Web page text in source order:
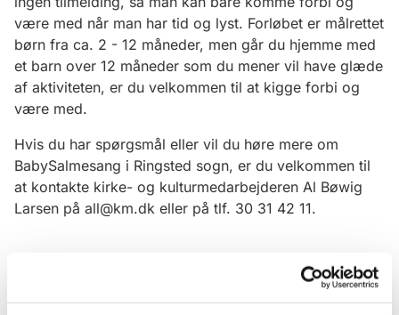
være med når man har tid og lyst. Forløbet er målrettet
børn fra ca. 2 - 12 måneder, men går du hjemme med
et barn over 12 måneder som du mener vil have glæde
af aktiviteten, er du velkommen til at kigge forbi og
være med.
Hvis du har spørgsmål eller vil du høre mere om
BabySalmesang i Ringsted sogn, er du velkommen til
at kontakte kirke- og kulturmedarbejderen Al Bøwig
Larsen på all@km.dk eller på tlf. 30 31 42 11.